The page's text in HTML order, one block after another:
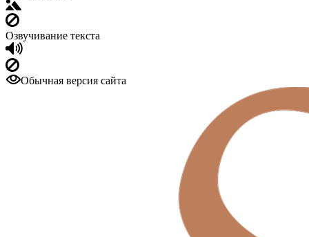
Озвучивание текста
Обычная версия сайта